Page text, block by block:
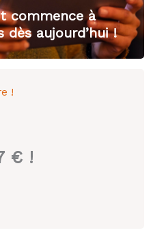
!
€ !
commence à
aujourd’hui !